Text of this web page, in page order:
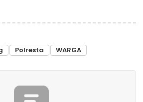
Polresta WARGA